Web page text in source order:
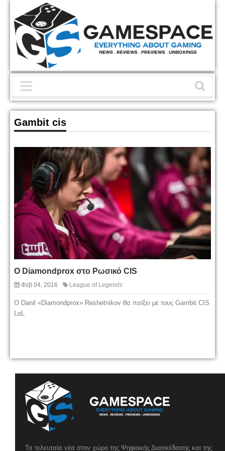
Gambit cis
O Diamondprox στο Ρωσικό CIS
Φεβ 04, 2016 League of Legends
O Danil «Diamondprox» Reshetnikov θα παίξει με τους Gambit CIS
LoL
Τα τελευταία νέα στον χώρο της Ψηφιακής Διασκέδασης και της